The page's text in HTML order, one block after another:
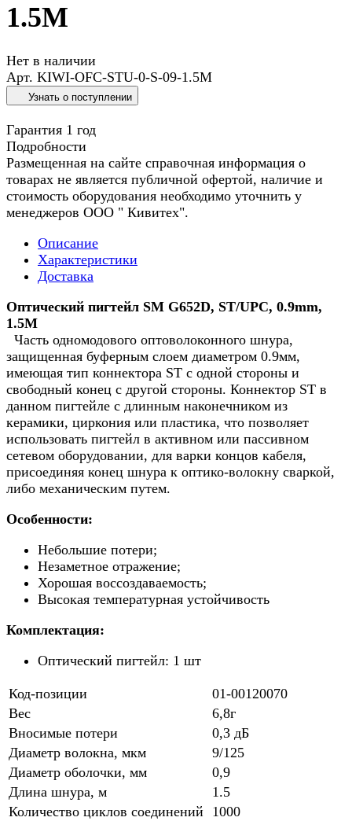
1.5M
Нет в наличии
Арт. KIWI-OFC-STU-0-S-09-1.5M
Узнать о поступлении
Гарантия 1 год
Подробности
Размещенная на сайте справочная информация о
товарах не является публичной офертой, наличие и
стоимость оборудования необходимо уточнить у
менеджеров ООО " Кивитех".
Описание
Характеристики
Доставка
Оптический пигтейл SM G652D, ST/UPC, 0.9mm,
1.5M
Часть одномодового оптоволоконного шнура,
защищенная буферным слоем диаметром 0.9мм,
имеющая тип коннектора ST с одной стороны и
свободный конец с другой стороны. Коннектор ST в
данном пигтейле с длинным наконечником из
керамики, циркония или пластика, что позволяет
использовать пигтейл в активном или пассивном
сетевом оборудовании, для варки концов кабеля,
присоединяя конец шнура к оптико-волокну сваркой,
либо механическим путем.
Особенности:
Небольшие потери;
Незаметное отражение;
Хорошая воссоздаваемость;
Высокая температурная устойчивость
Комплектация:
Оптический пигтейл: 1 шт
Код-позиции
01-00120070
Вес
6,8г
Вносимые потери
0,3 дБ
Диаметр волокна, мкм
9/125
Диаметр оболочки, мм
0,9
Длина шнура, м
1.5
Количество циклов соединений
1000